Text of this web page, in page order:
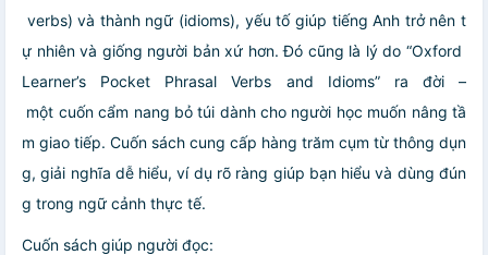
verbs) và thành ngữ (idioms), yếu tố giúp tiếng Anh trở nên t
ự nhiên và giống người bản xứ hơn. Đó cũng là lý do “Oxford
Learner’s Pocket Phrasal Verbs and Idioms” ra đời –
một cuốn cẩm nang bỏ túi dành cho người học muốn nâng tầ
m giao tiếp. Cuốn sách cung cấp hàng trăm cụm từ thông dụn
g, giải nghĩa dễ hiểu, ví dụ rõ ràng giúp bạn hiểu và dùng đún
g trong ngữ cảnh thực tế.
Cuốn sách giúp người đọc: